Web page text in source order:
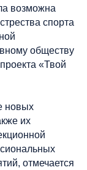
возможна
спорта
обществу
«Твой
новых
их
отмечается